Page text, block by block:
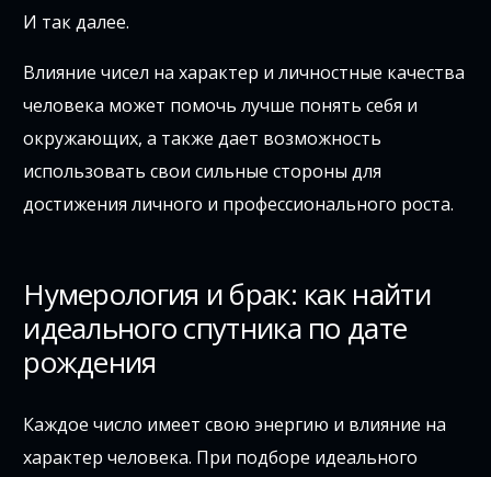
И так далее.
Влияние чисел на характер и личностные качества
человека может помочь лучше понять себя и
окружающих, а также дает возможность
использовать свои сильные стороны для
достижения личного и профессионального роста.
Нумерология и брак: как найти
идеального спутника по дате
рождения
Каждое число имеет свою энергию и влияние на
характер человека. При подборе идеального